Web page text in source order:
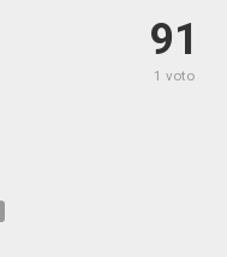
91
1 voto